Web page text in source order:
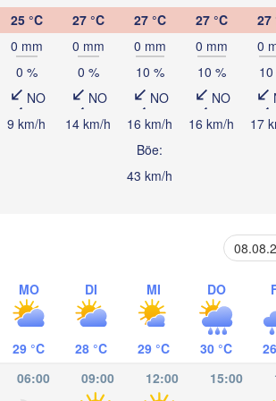
25 °C
0 mm
0 %
NO
9 km/h
27 °C
0 mm
0 %
NO
14 km/h
27 °C
0 mm
10 %
NO
16 km/h
Böe:
43 km/h
27 °C
0 mm
10 %
NO
16 km/h
27
0
17
MO
29 °C
DI
28 °C
MI
29 °C
DO
30 °C
06:00 09:00 12:00 15:00
San José
COSTA RICA